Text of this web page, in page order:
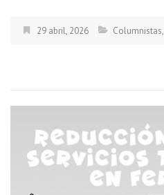
29 abril, 2026 Columnistas,